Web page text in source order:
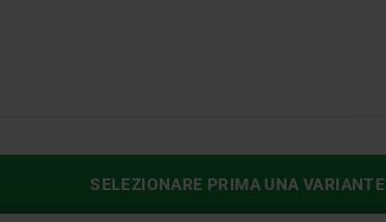
SELEZIONARE PRIMA UNA VARIANTE